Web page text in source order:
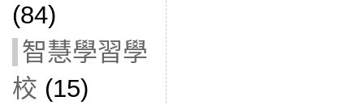
(84)
智慧學習學
校 (15)